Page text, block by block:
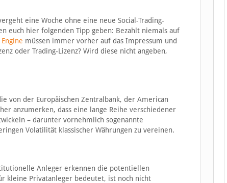
eine Woche ohne eine neue Social-Trading-
euch hier folgenden Tipp geben: Bezahlt niemals auf
müssen immer vorher auf das Impressum und
oder Trading-Lizenz? Wird diese nicht angeben,
von der Europäischen Zentralbank, der American
anzumerken, dass eine lange Reihe verschiedener
– darunter vornehmlich sogenannte
Volatilität klassischer Währungen zu vereinen.
Anleger erkennen die potentiellen
kleine Privatanleger bedeutet, ist noch nicht